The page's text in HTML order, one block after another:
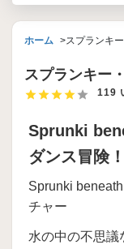
ホーム スプランキ
スプランキー
119
Sprunki
ダンス冒険
Sprunki
チャー
水の中の不思議